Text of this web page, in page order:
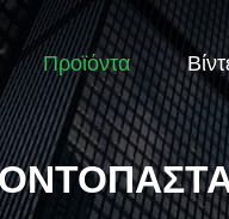
Προϊόντα